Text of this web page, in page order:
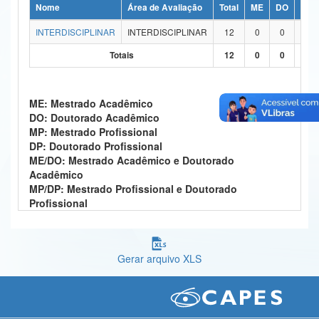
Ministério da Ciência, Tecnologia, Inovações e Comunicações
Ministério do Meio Ambiente
Ministério do Desenvolvimento Regional
Controladoria-Geral da União
Ministério da Mulher, da Família e dos Direitos Humanos
Secretaria-Geral
Nome Área de Avaliação Total ME DO
INTERDISCIPLINAR
INTERDISCIPLINAR 12 0 0
Totais
12 0 0
ME: Mestrado Acadêmico
DO: Doutorado Acadêmico
MP: Mestrado Profissional
DP: Doutorado Profissional
ME/DO: Mestrado Acadêmico e Doutorado
Acadêmico
MP/DP: Mestrado Profissional e Doutorado
Profissional
Gerar arquivo XLS